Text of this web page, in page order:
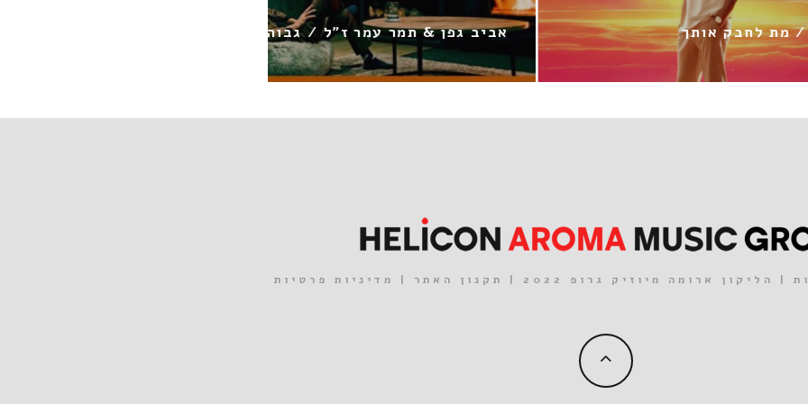
עמר ז"ל / גבוה אלירז / החברים שלי
| הליקון ארומה מיוזיק גרופ 2022 | תקנון האתר | מדיניות פרטיות